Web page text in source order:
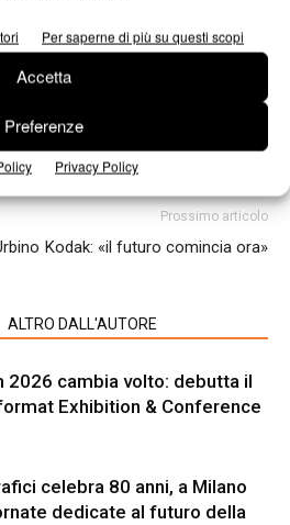
Per saperne di più su questi scopi
Accetta
Preferenze
Privacy Policy
Prossimo articolo
Kodak: «il futuro comincia ora»
ALTRO DALL'AUTORE
2026 cambia volto: debutta il
Exhibition & Conference
celebra 80 anni, a Milano
dedicate al futuro della